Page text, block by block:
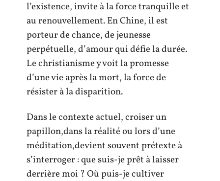
l’existence, invite à la force tranquille et
au renouvellement. En Chine, il est
porteur de chance, de jeunesse
perpétuelle, d’amour qui défie la durée.
Le christianisme y voit la promesse
d’une vie après la mort, la force de
résister à la disparition.
Dans le contexte actuel, croiser un
papillon,dans la réalité ou lors d’une
méditation,devient souvent prétexte à
s’interroger : que suis-je prêt à laisser
derrière moi ? Où puis-je cultiver